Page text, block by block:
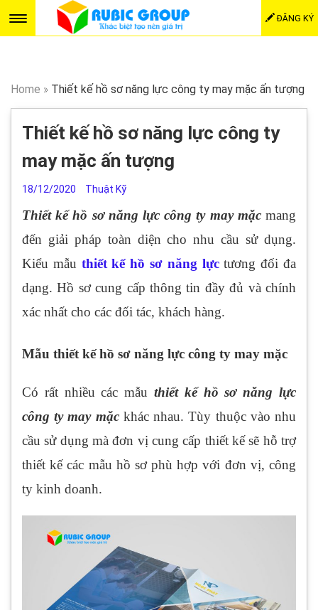
ĐĂNG KÝ
Home » Thiết kế hồ sơ năng lực công ty may mặc ấn tượng
Thiết kế hồ sơ năng lực công ty
may mặc ấn tượng
18/12/2020 Thuật Kỹ
Thiết kế hồ sơ năng lực công ty may mặc mang
đến giải pháp toàn diện cho nhu cầu sử dụng.
Kiểu mẫu thiết kế hồ sơ năng lựctương đối đa
dạng. Hồ sơ cung cấp thông tin đầy đủ và chính
xác nhất cho các đối tác, khách hàng.
Mẫu thiết kế hồ sơ năng lực công ty may mặc
Có rất nhiều các mẫu thiết kế hồ sơ năng lực
công ty may mặckhác nhau. Tùy thuộc vào nhu
cầu sử dụng mà đơn vị cung cấp thiết kế sẽ hỗ trợ
thiết kế các mẫu hồ sơ phù hợp với đơn vị, công
ty kinh doanh.